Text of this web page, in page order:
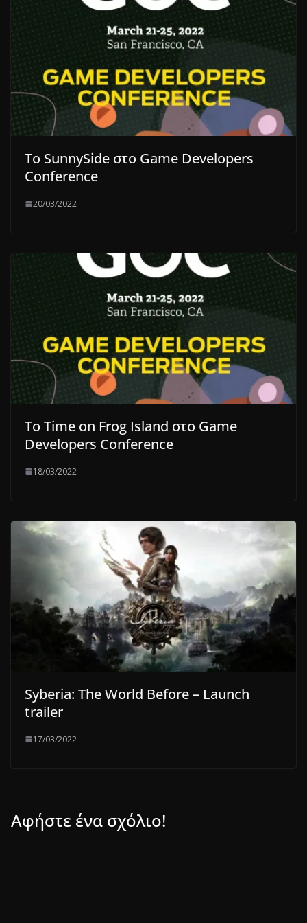
Το SunnySide στο Game Developers
Conference
20/03/2022
Το Time on Frog Island στο Game
Developers Conference
18/03/2022
Syberia: The World Before – Launch
trailer
17/03/2022
Αφήστε ένα σχόλιο!